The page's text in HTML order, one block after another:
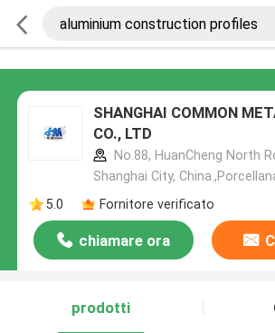
SHANGHAI COMMON
CO., LTD
No.88, HuanCheng North
Shanghai City,
5.0
Fornitore verificato
chiamare ora
prodotti